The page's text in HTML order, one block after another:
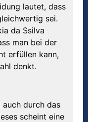
lautet, dass
sei.
da Ssilva
man bei der
erfüllen kann,
denkt.
auch durch das
scheint eine